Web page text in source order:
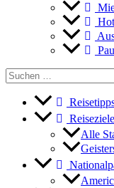
Search
for:
Reiseziele
Alle